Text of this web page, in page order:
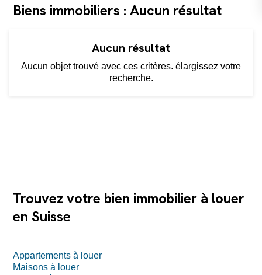
Biens immobiliers : Aucun résultat
Aucun résultat
Aucun objet trouvé avec ces critères. élargissez votre
recherche.
Trouvez votre bien immobilier à louer
en Suisse
Appartements à louer
Maisons à louer